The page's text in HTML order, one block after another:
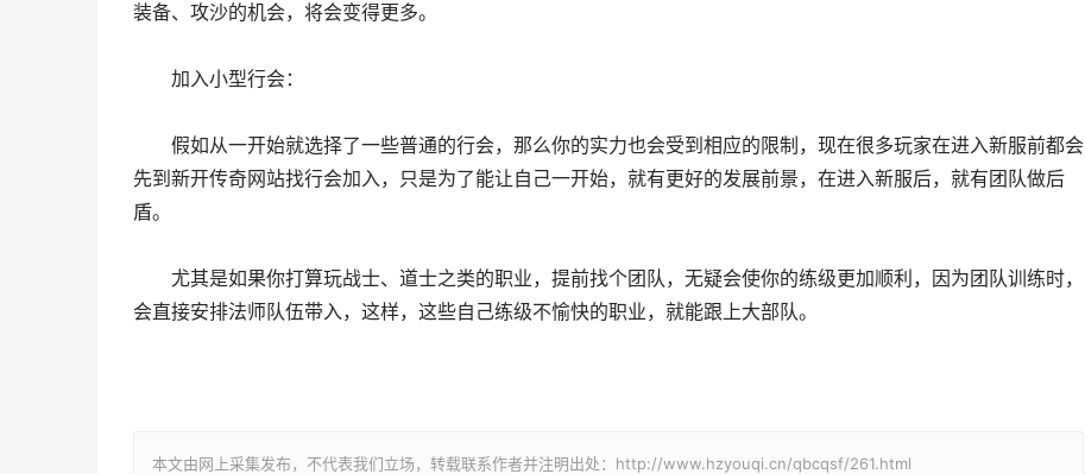
装备、攻沙的机会，将会变得更多。
加入小型行会：
假如从一开始就选择了一些普通的行会，那么你的实力也会受到相应的限制，现在很多玩家在进入新服前都会
先到新开传奇网站找行会加入，只是为了能让自己一开始，就有更好的发展前景，在进入新服后，就有团队做后
盾。
尤其是如果你打算玩战士、道士之类的职业，提前找个团队，无疑会使你的练级更加顺利，因为团队训练时，
会直接安排法师队伍带入，这样，这些自己练级不愉快的职业，就能跟上大部队。
本文由网上采集发布，不代表我们立场，转载联系作者并注明出处：http://www.hzyouqi.cn/qbcqsf/261.html